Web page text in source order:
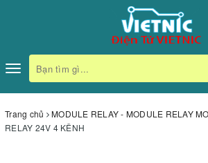
Toggle
navigation
Trang chủ MODULE RELAY - MODULE RELAY
RELAY 24V 4 KÊNH